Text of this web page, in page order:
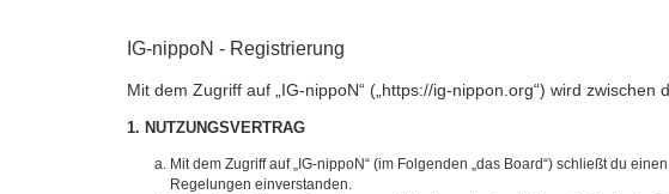
IG-nippoN - Registrierung
Mit dem Zugriff auf „IG-nippoN“ („https://ig-nippon.org“) wird
1. NUTZUNGSVERTRAG
Mit dem Zugriff auf „IG-nippoN“ (im Folgenden „das Board“) schließt du
Regelungen einverstanden.